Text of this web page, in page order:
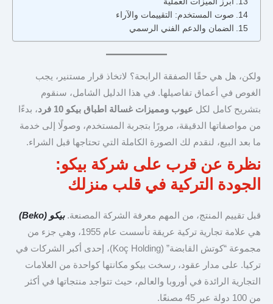
صوت المستخدم: التقييمات والآراء
الضمان والدعم الفني الرسمي
ولكن، هل هي حقًا الصفقة الرابحة؟ لاتخاذ قرار مستنير، يجب
الغوص في أعماق تفاصيلها. في هذا الدليل الشامل، سنقوم
بتشريح كامل لكل عيوب ومميزات غسالة اطباق بيكو 10 فرد
، بدءًا
من مواصفاتها الدقيقة، مرورًا بتجربة المستخدم، وصولًا إلى خدمة
ما بعد البيع، لنقدم لك الصورة الكاملة التي تحتاجها قبل الشراء.
نظرة عن قرب على شركة بيكو:
الجودة التركية في قلب منزلك
قبل تقييم المنتج، من المهم معرفة الشركة المصنعة.بيكو (Beko)
هي علامة تجارية تركية عريقة تأسست عام 1955، وهي جزء من
مجموعة “كوتش القابضة” (Koç Holding)، إحدى أكبر الشركات في
تركيا. على مدار عقود، رسخت بيكو مكانتها كواحدة من العلامات
التجارية الرائدة في أوروبا والعالم، حيث تتواجد منتجاتها في أكثر
من 100 دولة عبر 45 مصنعًا.